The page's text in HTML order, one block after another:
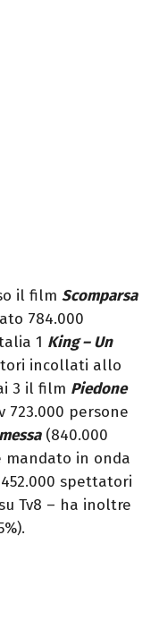
il film Scomparsa
784.000
1 King – Un
incollati allo
3 il film Piedone
persone
(840.000
mandato in onda
spettatori
Tv8 – ha inoltre